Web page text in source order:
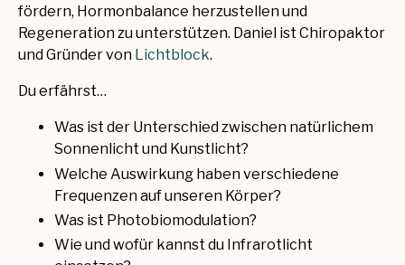
fördern, Hormonbalance herzustellen und
Regeneration zu unterstützen. Daniel ist Chiropaktor
und Gründer von Lichtblock.
Du erfährst…
Was ist der Unterschied zwischen natürlichem
Sonnenlicht und Kunstlicht?
Welche Auswirkung haben verschiedene
Frequenzen auf unseren Körper?
Was ist Photobiomodulation?
Wie und wofür kannst du Infrarotlicht